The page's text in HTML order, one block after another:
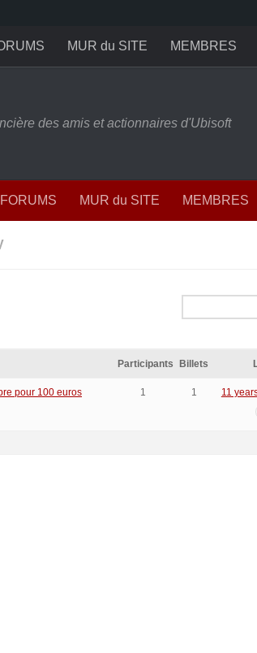
MUR du SITE MEMBRES
des amis et actionnaires d'Ubisoft
FORUMS MUR du SITE MEMBRES
Participants Billets
pour 100 euros 1 1 11